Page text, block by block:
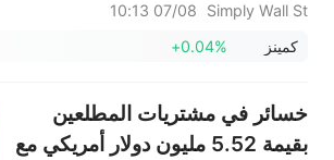
Simply Wall St
07/08 10:13
كمينز
+0.04%
خسائر في مشتريات المطلعين
بقيمة 5.52 مليون دولار أمريكي مع